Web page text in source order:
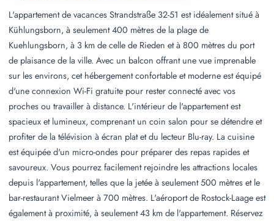
L'appartement de vacances Strandstraße 32-51 est idéalement situé à
Kühlungsborn, à seulement 400 mètres de la plage de
Kuehlungsborn, à 3 km de celle de Rieden et à 800 mètres du port
de plaisance de la ville. Avec un balcon offrant une vue imprenable
sur les environs, cet hébergement confortable et moderne est équipé
d'une connexion Wi-Fi gratuite pour rester connecté avec vos
proches ou travailler à distance. L'intérieur de l'appartement est
spacieux et lumineux, comprenant un coin salon pour se détendre et
profiter de la télévision à écran plat et du lecteur Blu-ray. La cuisine
est équipée d'un micro-ondes pour préparer des repas rapides et
savoureux. Vous pourrez facilement rejoindre les attractions locales
depuis l'appartement, telles que la jetée à seulement 500 mètres et le
bar-restaurant Vielmeer à 700 mètres. L'aéroport de Rostock-Laage est
également à proximité, à seulement 43 km de l'appartement. Réservez